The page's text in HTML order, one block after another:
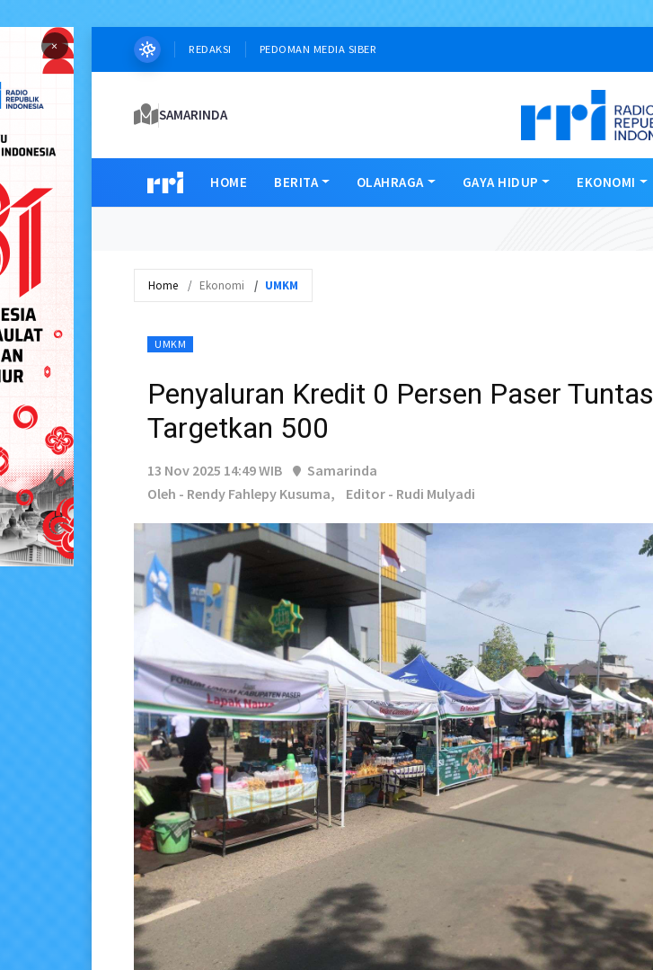
× REDAKSI PEDOMAN MEDIA SIBER
SAMARINDA
HOME BERITA OLAHRAGA GAYA HIDUP EKONOMI
Home Ekonomi UMKM
UMKM
Penyaluran Kredit 0 Persen Paser Tuntas
Targetkan 500
13 Nov 2025 14:49 WIB
Samarinda
Oleh - Rendy Fahlepy Kusuma,
Editor - Rudi Mulyadi